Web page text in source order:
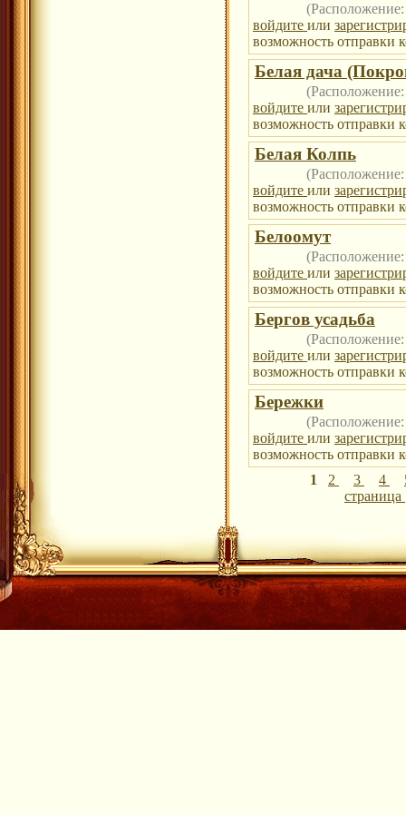
войдите или
возможность отправки
Белая дача
войдите или
возможность отправки
Белая Колпь
войдите или
возможность отправки
Белоомут
войдите или
возможность отправки
Бергов усадьба
войдите или
возможность отправки
Бережки
войдите или
возможность отправки
1
2 3 4
страница